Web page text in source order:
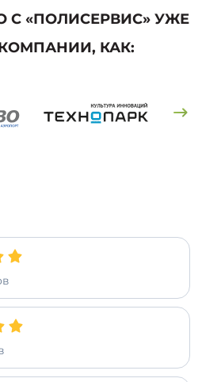
С «ПОЛИСЕРВИС» УЖЕ
КАК: